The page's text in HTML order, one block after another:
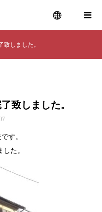
しました。
致しました。
す。
た。